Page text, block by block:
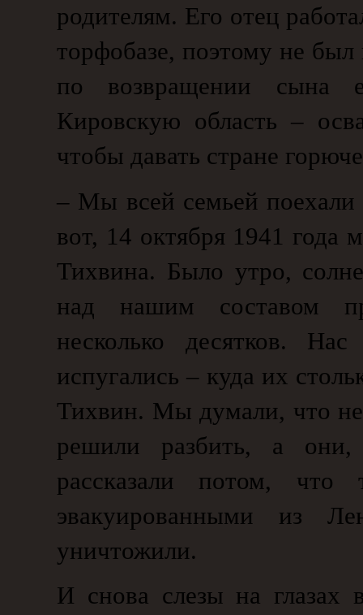
родителям. Его отец
торфобазе, поэтому не
по возвращении сына
Кировскую область –
чтобы давать стране
– Мы всей семьей поехали
вот, 14 октября 1941 года
Тихвина. Было утро,
над нашим составом
несколько десятков.
испугались – куда их
Тихвин. Мы думали, что
решили разбить, а
рассказали потом,
эвакуированными из
уничтожили.
И снова слезы на глазах